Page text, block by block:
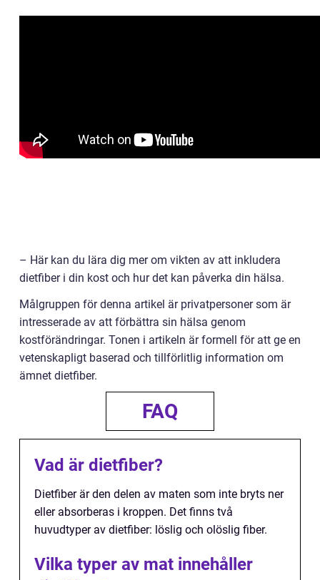
– Här kan du lära dig mer om vikten av att inkludera
dietfiber i din kost och hur det kan påverka din hälsa.
Målgruppen för denna artikel är privatpersoner som är
intresserade av att förbättra sin hälsa genom
kostförändringar. Tonen i artikeln är formell för att ge en
vetenskapligt baserad och tillförlitlig information om
ämnet dietfiber.
FAQ
Vad är dietfiber?
Dietfiber är den delen av maten som inte bryts ner
eller absorberas i kroppen. Det finns två
huvudtyper av dietfiber: löslig och olöslig fiber.
Vilka typer av mat innehåller